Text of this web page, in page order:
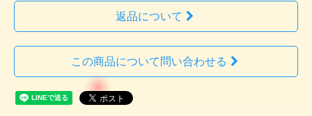
返品について
この商品について問い合わせる